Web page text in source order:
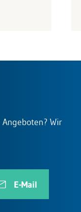
Wir
E-Mail